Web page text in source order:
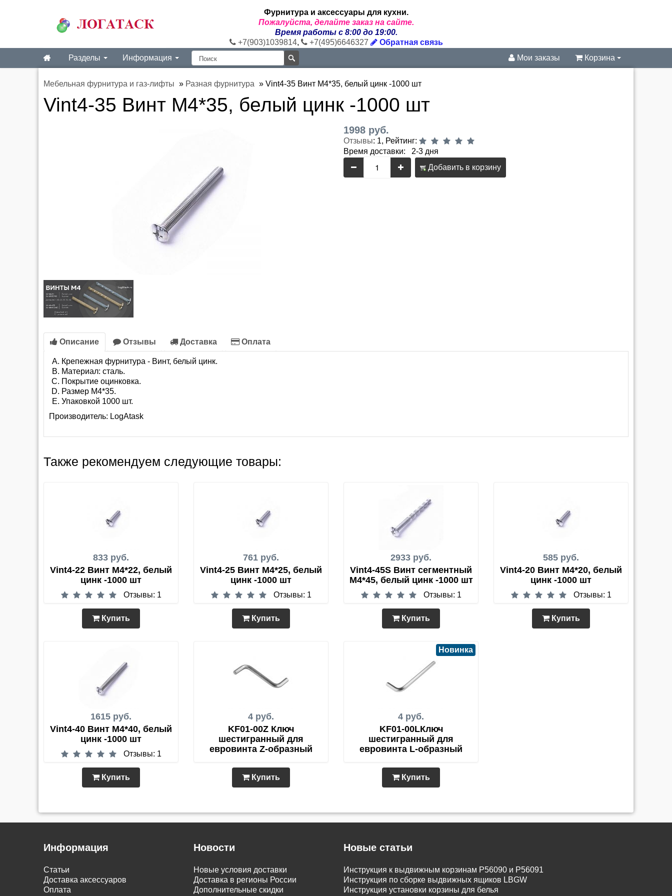
Фурнитура и аксессуары для кухни.
Пожалуйста, делайте заказ на сайте.
Время работы с 8:00 до 19:00.
+7(903)1039814, +7(495)6646327
Обратная связь
Разделы
Информация Мои заказы Корзина
Мебельная фурнитура и газ-лифты » Разная фурнитура » Vint4-35 Винт М4*35, белый цинк -1000 шт
Vint4-35 Винт М4*35, белый цинк -1000 шт
1998 руб.
Отзывы: 1, Рейтинг:
Время доставки: 2-3 дня
Добавить в корзину
Описание Отзывы Доставка Оплата
Крепежная фурнитура - Винт, белый цинк.
Материал: сталь.
Покрытие оцинковка.
Размер М4*35.
Упаковкой 1000 шт.
Производитель: LogAtask
Также рекомендуем следующие товары:
833 руб.
Vint4-22 Винт М4*22, белый
цинк -1000 шт
Отзывы: 1
Купить
761 руб.
Vint4-25 Винт М4*25, белый
цинк -1000 шт
Отзывы: 1
Купить
2933 руб.
Vint4-45S Винт сегментный
М4*45, белый цинк -1000 шт
Отзывы: 1
Купить
585 руб.
Vint4-20 Винт М4*20, белый
цинк -1000 шт
Отзывы: 1
Купить
1615 руб.
Vint4-40 Винт М4*40, белый
цинк -1000 шт
Отзывы: 1
Купить
4 руб.
KF01-00Z Ключ
шестигранный для
евровинта Z-образный
Купить
4 руб.
Новинка
KF01-00LКлюч
шестигранный для
евровинта L-образный
Купить
Информация
Статьи
Доставка аксессуаров
Оплата
Новости
Новые условия доставки
Доставка в регионы России
Дополнительные скидки
Новые статьи
Инструкция к выдвижным корзинам P56090 и P56091
Инструкция по сборке выдвижных ящиков LBGW
Инструкция установки корзины для белья